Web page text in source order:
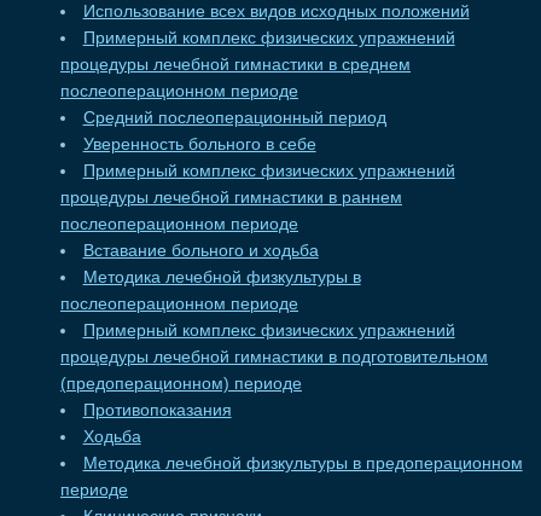
Использование всех видов исходных положений
Примерный комплекс физических упражнений
процедуры лечебной гимнастики в среднем
послеоперационном периоде
Средний послеоперационный период
Уверенность больного в себе
Примерный комплекс физических упражнений
процедуры лечебной гимнастики в раннем
послеоперационном периоде
Вставание больного и ходьба
Методика лечебной физкультуры в
послеоперационном периоде
Примерный комплекс физических упражнений
процедуры лечебной гимнастики в подготовительном
(предоперационном) периоде
Противопоказания
Ходьба
Методика лечебной физкультуры в предоперационном
периоде